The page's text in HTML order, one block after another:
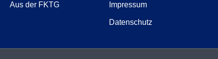
Aus der FKTG Impressum
Datenschutz